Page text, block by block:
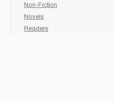
Non-Fiction
Novels
Readers